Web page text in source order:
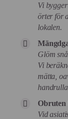
Vi
örter för
lokalen.
Glöm
Vi
mätta,
Obruten
Vid